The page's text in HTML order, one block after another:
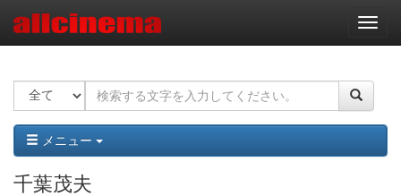
ナ
ビ
ー
ョ
ン
メニュー
千葉茂夫